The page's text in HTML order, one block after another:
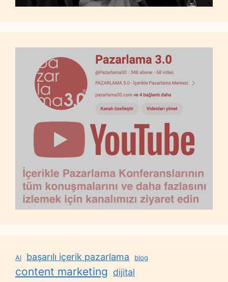
AI başarılı içerik pazarlama blog
content marketing dijital